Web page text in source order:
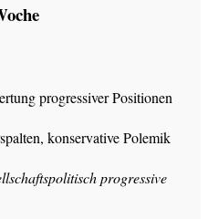
progressiver Positionen
konservative Polemik
progressive